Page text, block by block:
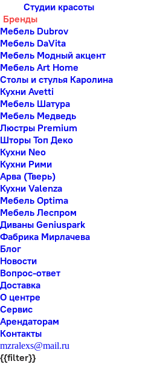
Студии красоты
Бренды
Мебель Dubrov
Мебель DaVita
Мебель Модный акцент
Мебель Art Home
Столы и стулья Каролина
Кухни Avetti
Мебель Шатура
Мебель Медведь
Люстры Premium
Шторы Топ Деко
Кухни Neo
Кухни Рими
Арва (Тверь)
Кухни Valenza
Мебель Optima
Мебель Леспром
Диваны Geniuspark
Фабрика Мирлачева
Блог
Новости
Вопрос-ответ
Доставка
О центре
Сервис
Арендаторам
Контакты
mzralexs@mail.ru
{{filter}}